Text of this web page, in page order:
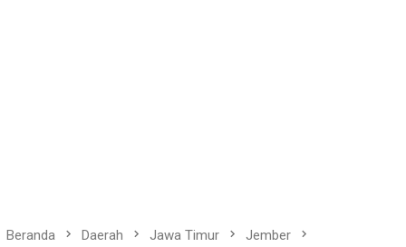
Beranda Daerah Jawa Timur Jember